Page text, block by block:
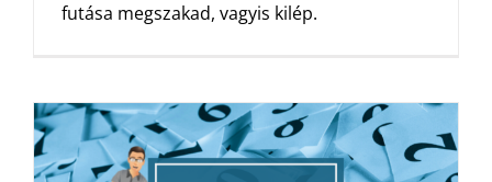
futása megszakad, vagyis kilép.